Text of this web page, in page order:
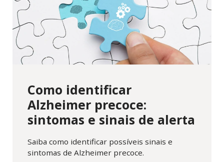
Como identificar
Alzheimer precoce:
sintomas e sinais de alerta
Saiba como identificar possíveis sinais e
sintomas de Alzheimer precoce.